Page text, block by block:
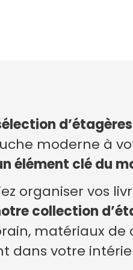
moderne à
élément clé du
organiser vos
collection
matériaux de
dans votre